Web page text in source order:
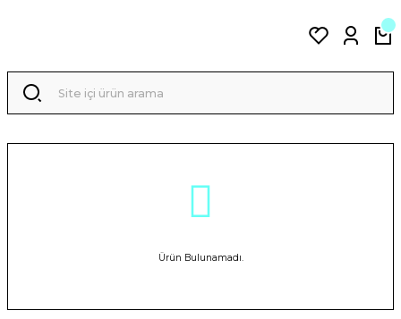
Ürün Bulunamadı.